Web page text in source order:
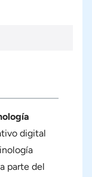
digital
parte del